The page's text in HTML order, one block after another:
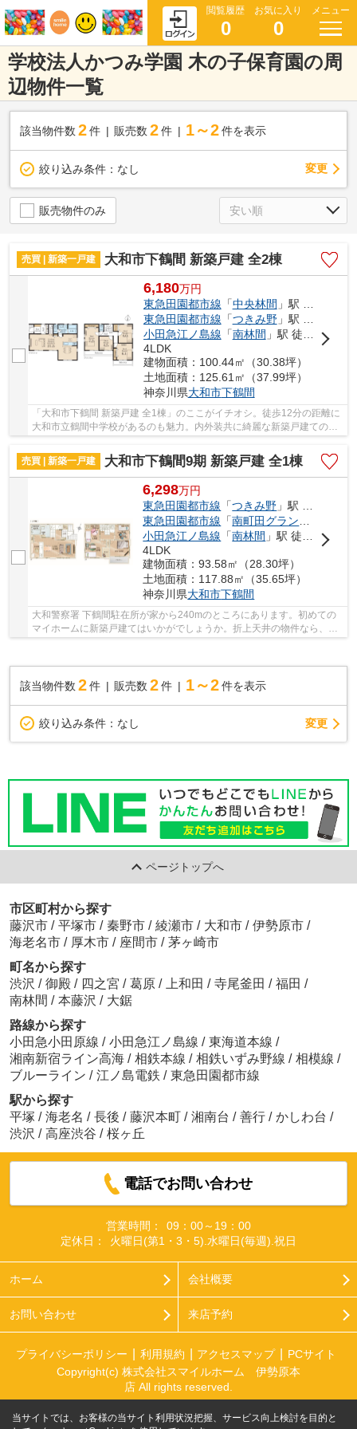
閲覧履歴
0
お気に入り
0
メニュー
学校法人かつみ学園 木の子保育園の周
辺物件一覧
該当物件数 2件 販売数 2 件 1～2 件を表示
絞り込み条件： なし 変更
販売物件のみ
売買 | 新築一戸建 大和市下鶴間 新築戸建 全2棟
6,180万円
東急田園都市線 「中央林間 」駅 バス10分 「山王原」 停歩2分
東急田園都市線 「つきみ野」駅 徒歩19分
小田急江ノ島線 「南林間 」駅 徒歩18分
4LDK
建物面積：100.44㎡（30.38坪）
土地面積：125.61㎡（37.99坪）
神奈川県大和市下鶴間
「大和市下鶴間 新築戸建 全1棟」のここがイチオシ。徒歩12分の距離に
大和市立鶴間中学校があるのも魅力。内外装共に綺麗な新築戸建ての物
売買 | 新築一戸建
大和市下鶴間9期 新築戸建 全1棟
6,298万円
東急田園都市線 「つきみ野 」駅 徒歩20分
東急田園都市線 「南町田グランベリーＰ
小田急江ノ島線 「南林間 」駅 徒歩26分
4LDK
建物面積：93.58㎡（28.30坪）
土地面積：117.88㎡（35.65坪）
神奈川県大和市下鶴間
大和警察署 下鶴間駐在所が家から240mのところにあります。初めての
マイホームに新築戸建てはいかがでしょうか。折上天井の物件なら、後
該当物件数 2件 販売数 2 件 1～2 件を表示
絞り込み条件： なし 変更
ページトップへ
市区町村から探す
藤沢市 / 平塚市 / 秦野市 / 綾瀬市 / 大和市 / 伊勢原市 /
海老名市 / 厚木市 / 座間市 / 茅ヶ崎市
町名から探す
渋沢 / 御殿 / 四之宮 / 葛原 / 上和田 / 寺尾釜田 / 福田 /
南林間 / 本藤沢 / 大鋸
路線から探す
小田急小田原線 / 小田急江ノ島線 / 東海道本線 /
湘南新宿ライン高海 / 相鉄本線 / 相鉄いずみ野線 / 相模線 /
ブルーライン / 江ノ島電鉄 / 東急田園都市線
駅から探す
平塚 / 海老名 / 長後 / 藤沢本町 / 湘南台 / 善行 / かしわ台 /
渋沢 / 高座渋谷 / 桜ヶ丘
電話でお問い合わせ
営業時間：
09：00～19：00
定休日：
火曜日(第1・3・5).水曜日(毎週).祝日
ホーム 会社概要
お問い合わせ 来店予約
プライバシーポリシー 利用規約 アクセスマップ
PCサイト
Copyright(c) 株式会社スマイルホーム 伊勢原本
店 All rights reserved.
当サイトでは、お客様の当サイト利用状況把握、サービス向上検討を目的と